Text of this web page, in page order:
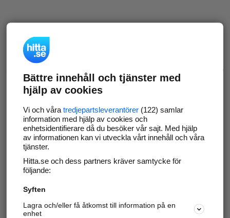
Bättre innehåll och tjänster med
hjälp av cookies
Vi och våra tredjepartsleverantörer(122) samlar
information med hjälp av cookies och
enhetsidentifierare då du besöker vår sajt. Med hjälp
av informationen kan vi utveckla vårt innehåll och våra
tjänster.
Hitta.se och dess partners kräver samtycke för
följande:
Syften
Lagra och/eller få åtkomst till information på en
enhet